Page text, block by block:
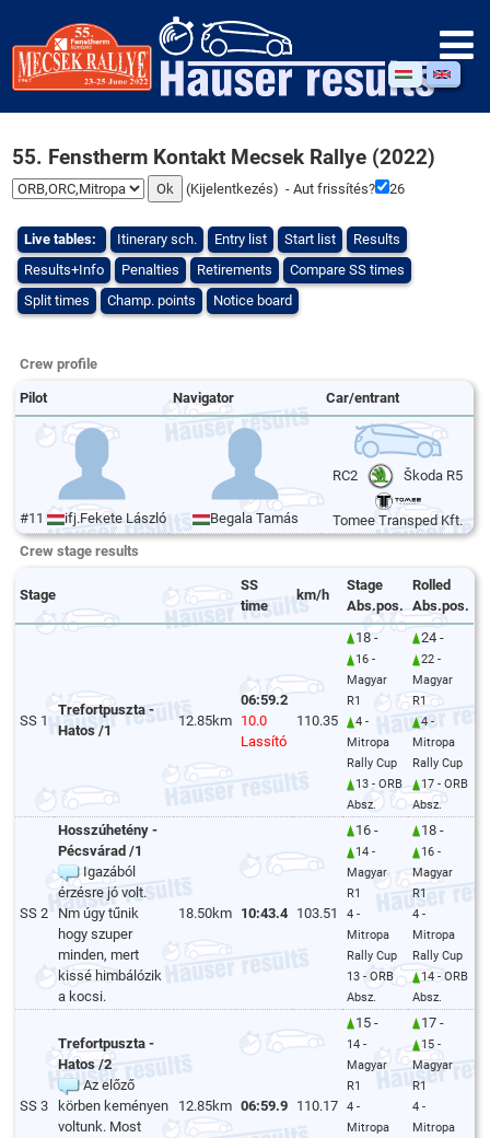
55. Fenstherm Kontakt Mecsek Rallye (2022)
(Kijelentkezés) - Aut frissítés? 25
Live tables: Itinerary sch. Entry list Start list
Results
Results+Info
Penalties Retirements
Compare SS times
Split times
Champ. points Notice board
Crew profile
Pilot Navigator Car/entrant
#11 ifj.Fekete László Begala Tamás
RC2 Škoda R5
Tomee Transped Kft.
Crew stage results
Stage
SS
time
km/h
Stage
Abs.pos.
Rolled
Abs.pos.
SS 1
Trefortpuszta -
Hatos /1
12.85km
06:59.2
10.0
Lassító
110.35
18 -
16 -
Magyar
R1
4 -
Mitropa
Rally Cup
13 - ORB
Absz.
24 -
22 -
Magyar
R1
4 -
Mitropa
Rally Cup
17 - ORB
Absz.
SS 2
Hosszúhetény -
Pécsvárad /1
Igazából
érzésre jó volt.
Nm úgy tűnik
hogy szuper
minden, mert
kissé himbálózik
a kocsi.
18.50km 10:43.4 103.51
16 -
14 -
Magyar
R1
4 -
Mitropa
Rally Cup
13 - ORB
Absz.
18 -
16 -
Magyar
R1
4 -
Mitropa
Rally Cup
14 - ORB
Absz.
SS 3
Trefortpuszta -
Hatos /2
Az előző
körben keményen
voltunk. Most
12.85km 06:59.9 110.17
15 -
14 -
Magyar
R1
4 -
Mitropa
17 -
15 -
Magyar
R1
4 -
Mitropa